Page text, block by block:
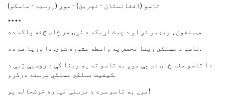
تاسو (افغانستان‬ - نهرین) - موږ (روسیه - ماسکو)
****
ټیلفون، ویډیو غږ او د چیٹ اړیکه د نړۍ هر ځای څخه پاکه ده.
تاسو د مسلکي وینا تخصص په واسطه مشوره شوي. دا وړیا هم ده.
دا تاسو هغه ځای دی چې موږ به تاسو ته په وینا کې د روسیې ژبې د
کیفیت مسلکي مسلکي مرسته درکړو.
موږ به تاسو سره د مرستې لپاره خوشحاله یو!